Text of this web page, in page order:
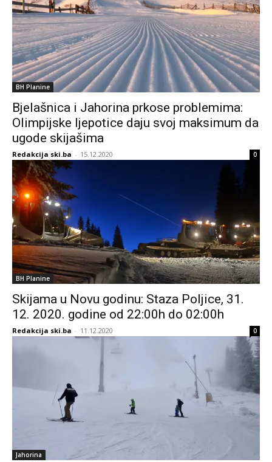
BH Planine
Bjelašnica i Jahorina prkose problemima:
Olimpijske ljepotice daju svoj maksimum da
ugode skijašima
Redakcija ski.ba - 15.12.2020 0
BH Planine
Skijama u Novu godinu: Staza Poljice, 31.
12. 2020. godine od 22:00h do 02:00h
Redakcija ski.ba - 11.12.2020 0
Jahorina